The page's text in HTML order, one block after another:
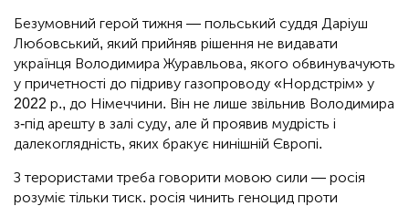
Безумовний герой тижня — польський суддя Даріуш
Любовський, який прийняв рішення не видавати
українця Володимира Журавльова, якого обвинувачують
у причетності до підриву газопроводу «Нордстрім» у
2022 р., до Німеччини. Він не лише звільнив Володимира
з-під арешту в залі суду, але й проявив мудрість і
далекоглядність, яких бракує нинішній Європі.
З терористами треба говорити мовою сили — росія
розуміє тільки тиск. росія чинить геноцид проти